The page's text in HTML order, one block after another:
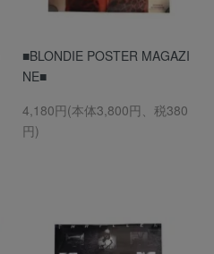
■BLONDIE POSTER MAGAZI
NE■
4,180円(本体3,800円、税380
円)